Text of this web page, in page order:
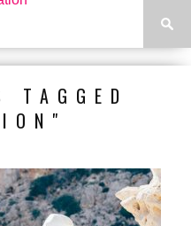
TAGGED